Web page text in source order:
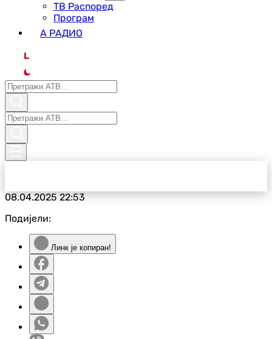
ТВ Распоред
Програм
А РАДИО
L
08.04.202522:53
Подијели:
Линк је копиран!